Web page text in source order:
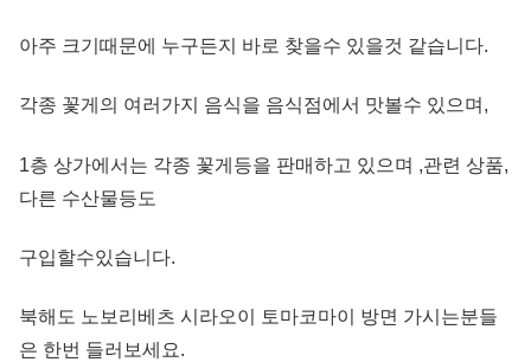
아주 크기때문에 누구든지 바로 찾을수 있을것 같습니다.
각종 꽃게의 여러가지 음식을 음식점에서 맛볼수 있으며,
1층 상가에서는 각종 꽃게등을 판매하고 있으며 ,관련 상품,
다른 수산물등도
구입할수있습니다.
북해도 노보리베츠 시라오이 토마코마이 방면 가시는분들
은 한번 들러보세요.